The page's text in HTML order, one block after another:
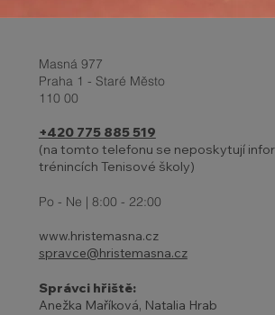
Report z turnaje a
prázdniny 2-6.4.
Masná 977
Praha 1 - Staré Město
110 00
+420 775 885 519
(na tomto telefonu se neposkytují
trénincích Tenisové školy)
Po - Ne | 8:00 - 22:00
www.hristemasna.cz
spravce@hristemasna.cz
Správci hřiště:
Anežka Maříková, Natalia Hrab